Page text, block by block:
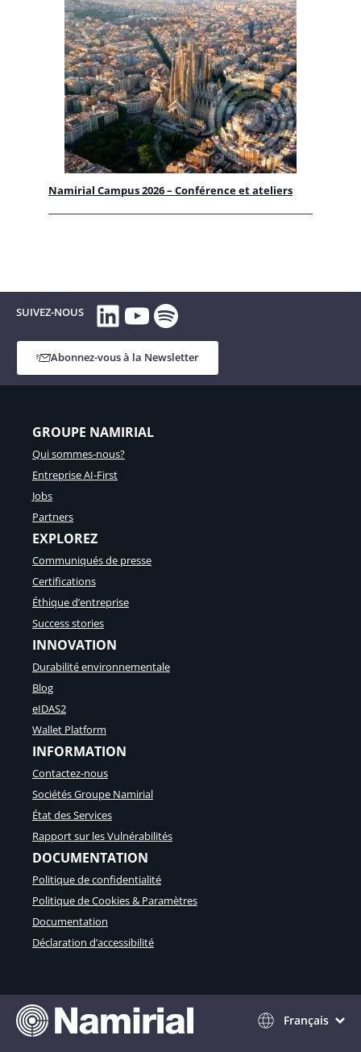
Namirial Campus 2026 – Conférence et ateliers
SUIVEZ-NOUS LinkedIn
YouTube
Spotify
Abonnez-vous à la Newsletter
GROUPE NAMIRIAL
Qui sommes-nous?
Entreprise AI-First
Jobs
Partners
EXPLOREZ
Communiqués de presse
Certifications
Éthique d’entreprise
Success stories
INNOVATION
Durabilité environnementale
Blog
eIDAS2
Wallet Platform
INFORMATION
Contactez-nous
Sociétés Groupe Namirial
État des Services
Rapport sur les Vulnérabilités
DOCUMENTATION
Politique de confidentialité
Politique de Cookies & Paramètres
Documentation
Déclaration d’accessibilité
Français